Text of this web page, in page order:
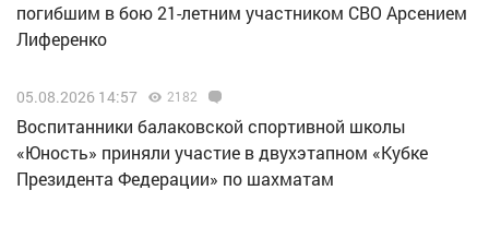
погибшим в бою 21-летним участником СВО Арсением
Лиференко
05.08.2026 14:57 2182
Воспитанники балаковской спортивной школы
«Юность» приняли участие в двухэтапном «Кубке
Президента Федерации» по шахматам